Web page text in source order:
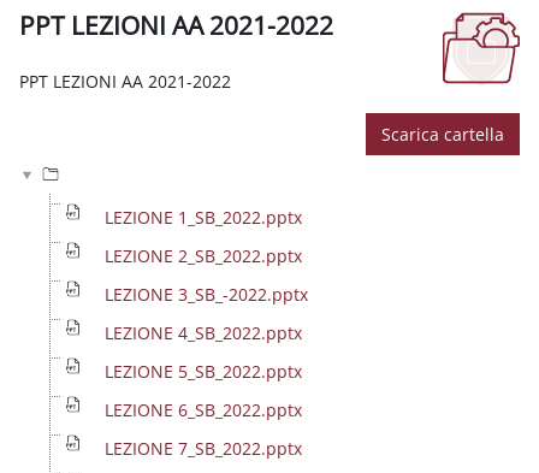
PPT LEZIONI AA 2021-2022
PPT LEZIONI AA 2021-2022
Scarica cartella
LEZIONE 1_SB_2022.pptx
LEZIONE 2_SB_2022.pptx
LEZIONE 3_SB_-2022.pptx
LEZIONE 4_SB_2022.pptx
LEZIONE 5_SB_2022.pptx
LEZIONE 6_SB_2022.pptx
LEZIONE 7_SB_2022.pptx